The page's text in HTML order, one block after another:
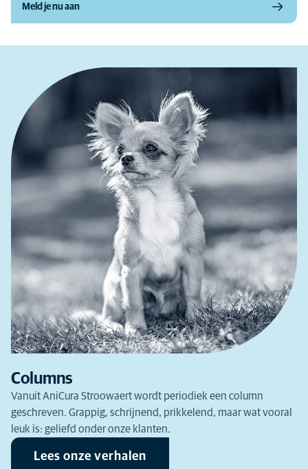
Meld je nu aan
Columns
Vanuit AniCura Stroowaert wordt periodiek een column
geschreven. Grappig, schrijnend, prikkelend, maar wat vooral
leuk is: geliefd onder onze klanten.
Lees onze verhalen